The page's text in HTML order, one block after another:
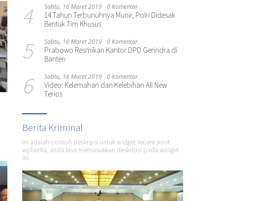
4 Sabtu, 16 Maret 2019 0 Komentar
14 Tahun Terbunuhnya Munir, Polri Didesak
Bentuk Tim Khusus
5 Sabtu, 16 Maret 2019 0 Komentar
Prabowo Resmikan Kantor DPD Gerindra di
Banten
6 Sabtu, 16 Maret 2019 0 Komentar
Video: Kelemahan dan Kelebihan All New
Terios
Berita Kriminal
Ini adalah contoh deskripsi untuk widget recent post
wpberita, anda bisa memasukkan deskripsi pada widget
ini.